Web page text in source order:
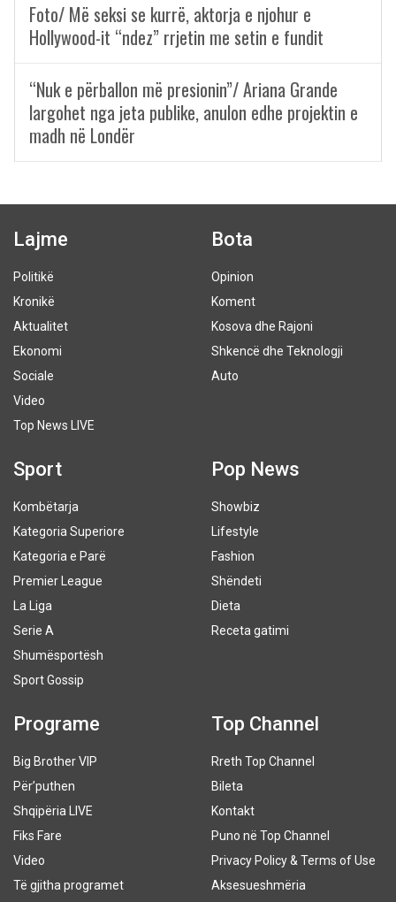
Foto/ Më seksi se kurrë, aktorja e njohur e
Hollywood-it “ndez” rrjetin me setin e fundit
“Nuk e përballon më presionin”/ Ariana Grande
largohet nga jeta publike, anulon edhe projektin e
madh në Londër
Lajme
Politikë
Kronikë
Aktualitet
Ekonomi
Sociale
Video
Top News LIVE
Bota
Opinion
Koment
Kosova dhe Rajoni
Shkencë dhe Teknologji
Auto
Sport
Kombëtarja
Kategoria Superiore
Kategoria e Parë
Premier League
La Liga
Serie A
Shumësportësh
Sport Gossip
Pop News
Showbiz
Lifestyle
Fashion
Shëndeti
Dieta
Receta gatimi
Programe
Big Brother VIP
Për’puthen
Shqipëria LIVE
Fiks Fare
Video
Të gjitha programet
Top Channel
Rreth Top Channel
Bileta
Kontakt
Puno në Top Channel
Privacy Policy & Terms of Use
Aksesueshmëria